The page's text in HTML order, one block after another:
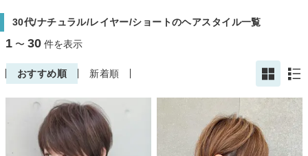
30代/ナチュラル/レイヤー/ショートのヘアスタイル一覧
1 〜 30 件を表示
おすすめ順 新着順